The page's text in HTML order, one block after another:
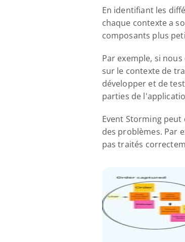
En identifiant les
chaque contexte a
composants plus
Par exemple, si
sur le contexte de
développer et de
parties de
Event Storming
des problèmes. Par
pas traités